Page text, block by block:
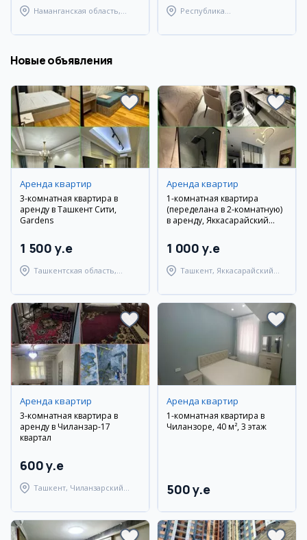
Наманганская область,
Республика
район
Новые объявления
Аренда квартир
3-комнатная квартира в
аренду в Ташкент Сити,
Gardens
1 500 y.e
Ташкентская область,
Аренда квартир
1-комнатная квартира
(переделана в 2-комнатную)
в аренду, Яккасарайский
1 000 y.e
Ташкент, Яккасарайский
Аренда квартир
3-комнатная квартира в
аренду в Чиланзар-17
квартал
600 y.e
Ташкент, Чиланзарский
Аренда квартир
1-комнатная квартира в
Чиланзоре, 40 м², 3 этаж
500 y.e